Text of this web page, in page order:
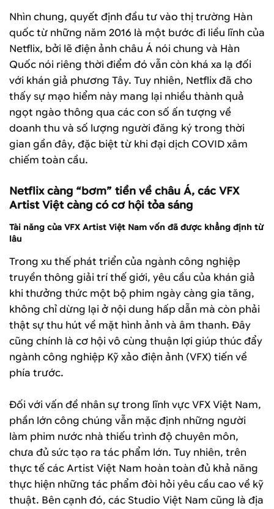
Nhìn chung, quyết định đầu tư vào thị trường Hàn
quốc từ những năm 2016 là một bước đi liều lĩnh của
Netflix, bởi lẽ điện ảnh châu Á nói chung và Hàn
Quốc nói riêng thời điểm đó vẫn còn khá xa lạ đối
với khán giả phương Tây. Tuy nhiên, Netflix đã cho
thấy sự mạo hiểm này mang lại nhiều thành quả
ngọt ngào thông qua các con số ấn tượng về
doanh thu và số lượng người đăng ký trong thời
gian gần đây, đặc biệt từ khi đại dịch COVID xâm
chiếm toàn cầu.
Netflix càng “bơm” tiền về châu Á, các VFX
Artist Việt càng có cơ hội tỏa sáng
Tài năng của VFX Artist Việt Nam vốn đã được khẳng định từ
lâu
Trong xu thế phát triển của ngành công nghiệp
truyền thông giải trí thế giới, yêu cầu của khán giả
khi thưởng thức một bộ phim ngày càng gia tăng,
không chỉ dừng lại ở nội dung hấp dẫn mà còn phải
thật sự thu hút về mặt hình ảnh và âm thanh. Đây
cũng chính là cơ hội vô cùng thuận lợi giúp thúc đẩy
ngành công nghiệp Kỹ xảo điện ảnh (VFX) tiến về
phía trước.
Đối với vấn đề nhân sự trong lĩnh vực VFX Việt Nam,
phần lớn công chúng vẫn mặc định những người
làm phim nước nhà thiếu trình độ chuyên môn,
chưa đủ sức tạo ra tác phẩm lớn. Tuy nhiên, trên
thực tế các Artist Việt Nam hoàn toàn đủ khả năng
thực hiện những tác phẩm đòi hỏi yêu cầu cao về kỹ
thuật. Bên cạnh đó, các Studio Việt Nam cũng là địa